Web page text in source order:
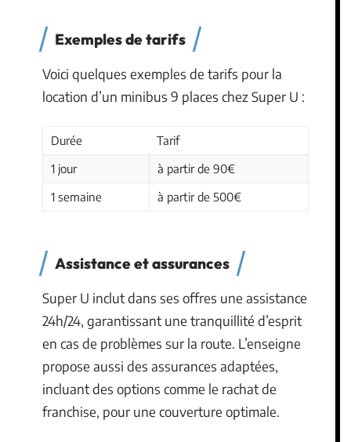
Exemples de tarifs
Voici quelques exemples de tarifs pour la
location d’un minibus 9 places chez Super U :
Durée
Tarif
1 jour
à partir de 90€
1 semaine
à partir de 500€
Assistance et assurances
Super U inclut dans ses offres une assistance
24h/24, garantissant une tranquillité d’esprit
en cas de problèmes sur la route. L’enseigne
propose aussi des assurances adaptées,
incluant des options comme le rachat de
franchise, pour une couverture optimale.